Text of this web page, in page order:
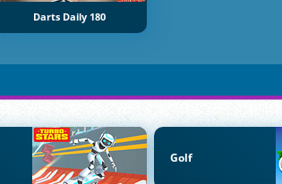
Darts Daily 180
Golf